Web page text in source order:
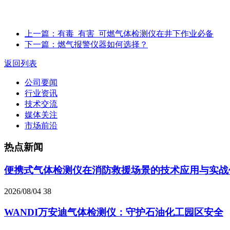
上一篇：有毒_有害_可燃气体检测仪在井下作业必备
下一篇：燃气报警仪器如何选择？
返回列表
公司要闻
行业资讯
技术交流
媒体关注
市场前沿
热点新闻
便携式气体检测仪在消防救援场景的技术应用与实
2026/08/04 38
WANDI万安迪气体检测仪：守护石油化工园区安全